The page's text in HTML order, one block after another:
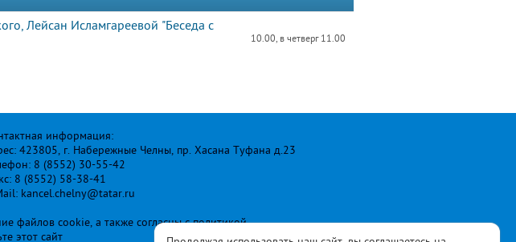
Лейсан Исламгареевой "Беседа с
10.00, в четверг 11.00
информация:
423805, г. Набережные Челны, пр. Хасана Туфана д.23
8 (8552) 30-55-42
8 (8552) 58-38-41
kancel.chelny@tatar.ru
файлов cookie, а также согласны сполитикой
этот сайт